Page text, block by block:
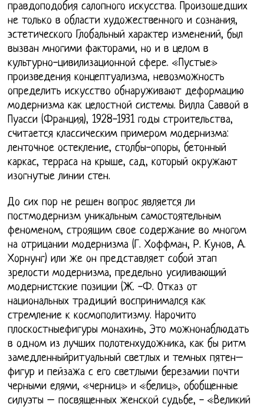
правдоподобия салопного искусства. Произошедших
не только в области художественного и сознания,
эстетического Глобальный характер изменений, был
вызван многими факторами, но и в целом в
культурно-цивилизационной сфере. «Пустые»
произведения концептуализма, невозможность
определить искусство обнаруживают деформацию
модернизма как целостной системы. Вилла Саввой в
Пуасси (Франция), 1928-1931 годы строительства,
считается классическим примером модернизма:
ленточное остекление, столбы-опоры, бетонный
каркас, терраса на крыше, сад, который окружают
изогнутые линии стен.
До сих пор не решен вопрос является ли
постмодернизм уникальным самостоятельным
феноменом, строящим свое содержание во многом
на отрицании модернизма (Г. Хоффман, Р. Кунов, А.
Хорнунг) или же он представляет собой этап
зрелости модернизма, предельно усиливающий
модернистские позиции (Ж. -Ф. Отказ от
национальных традиций воспринимался как
стремление к космополитизму. Нарочито
плоскостныефигуры монахинь, Это можнонаблюдать
в одном из лучших полотенхудожника, как бы ритм
замедленныйритуальный светлых и темных пятен–
фигур и пейзажа с его светлыми березамии почти
черными елями, «черниц» и «белиц», обобщенные
силуэты – посвященных женской судьбе, - «Великий